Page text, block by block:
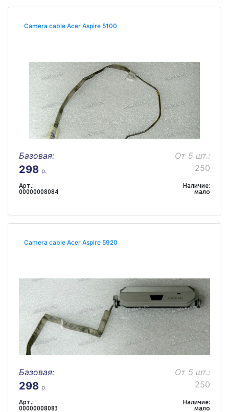
Camera cable Acer Aspire 5100
Базовая:
298 р.
От 5 шт.:
250
Арт.:
00000008084
Наличие:
мало
Camera cable Acer Aspire 5920
Базовая:
298 р.
От 5 шт.:
250
Арт.:
00000008083
Наличие:
мало